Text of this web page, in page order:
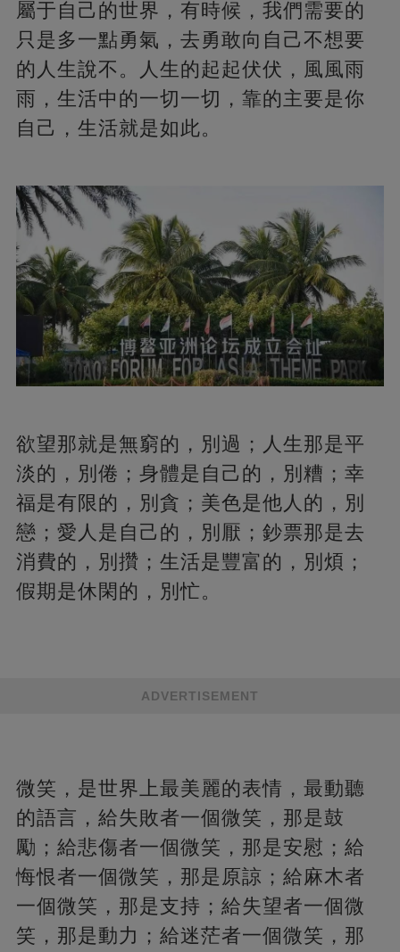
屬于自己的世界，有時候，我們需要的
只是多一點勇氣，去勇敢向自己不想要
的人生說不。人生的起起伏伏，風風雨
雨，生活中的一切一切，靠的主要是你
自己，生活就是如此。
欲望那就是無窮的，別過；人生那是平
淡的，別倦；身體是自己的，別糟；幸
福是有限的，別貪；美色是他人的，別
戀；愛人是自己的，別厭；鈔票那是去
消費的，別攢；生活是豐富的，別煩；
假期是休閑的，別忙。
ADVERTISEMENT
微笑，是世界上最美麗的表情，最動聽
的語言，給失敗者一個微笑，那是鼓
勵；給悲傷者一個微笑，那是安慰；給
悔恨者一個微笑，那是原諒；給麻木者
一個微笑，那是支持；給失望者一個微
笑，那是動力；給迷茫者一個微笑，那